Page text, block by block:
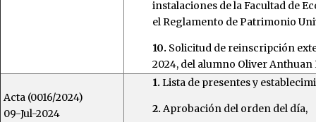
instalaciones de la Facultad de
el Reglamento de Patrimonio
10. Solicitud de reinscripción
2024, del alumno Oliver
Acta (0016/2024)
09-Jul-2024
1. Lista de presentes y
2. Aprobación del orden del día,